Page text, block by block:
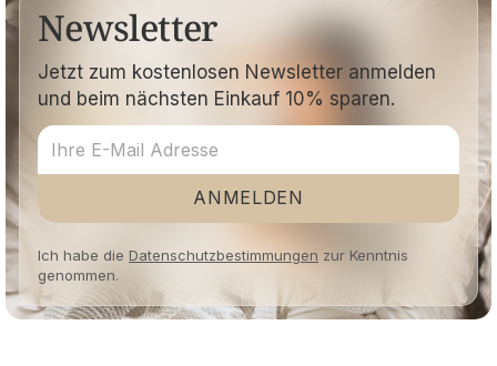
Newsletter
Jetzt zum kostenlosen Newsletter anmelden
und beim nächsten Einkauf 10% sparen.
ANMELDEN
Ich habe die Datenschutzbestimmungen zur Kenntnis
genommen.